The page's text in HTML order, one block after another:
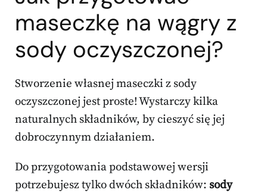
maseczkę na wągry z
sody oczyszczonej?
Stworzenie własnej maseczki z sody
oczyszczonej jest proste! Wystarczy kilka
naturalnych składników, by cieszyć się jej
dobroczynnym działaniem.
Do przygotowania podstawowej wersji
potrzebujesz tylko dwóch składników: sody